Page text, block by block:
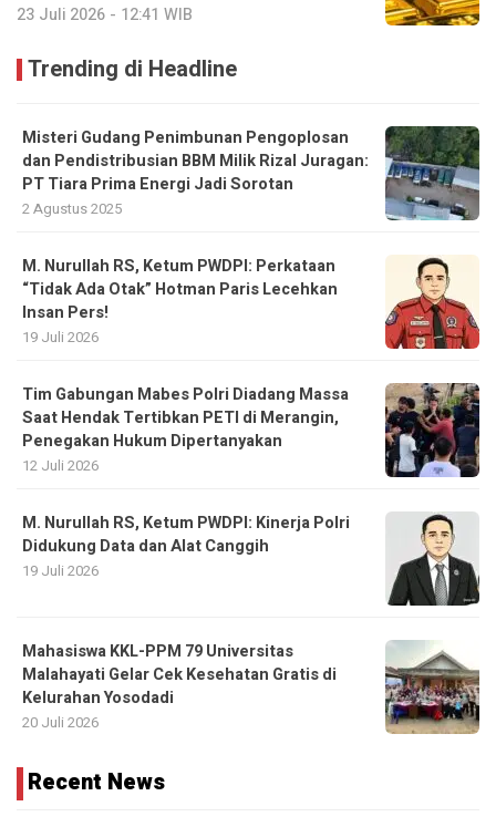
23 Juli 2026 - 12:41 WIB
Trending di Headline
Misteri Gudang Penimbunan Pengoplosan
dan Pendistribusian BBM Milik Rizal Juragan:
PT Tiara Prima Energi Jadi Sorotan
2 Agustus 2025
M. Nurullah RS, Ketum PWDPI: Perkataan
“Tidak Ada Otak” Hotman Paris Lecehkan
Insan Pers!
19 Juli 2026
Tim Gabungan Mabes Polri Diadang Massa
Saat Hendak Tertibkan PETI di Merangin,
Penegakan Hukum Dipertanyakan
12 Juli 2026
M. Nurullah RS, Ketum PWDPI: Kinerja Polri
Didukung Data dan Alat Canggih
19 Juli 2026
Mahasiswa KKL-PPM 79 Universitas
Malahayati Gelar Cek Kesehatan Gratis di
Kelurahan Yosodadi
20 Juli 2026
Recent News